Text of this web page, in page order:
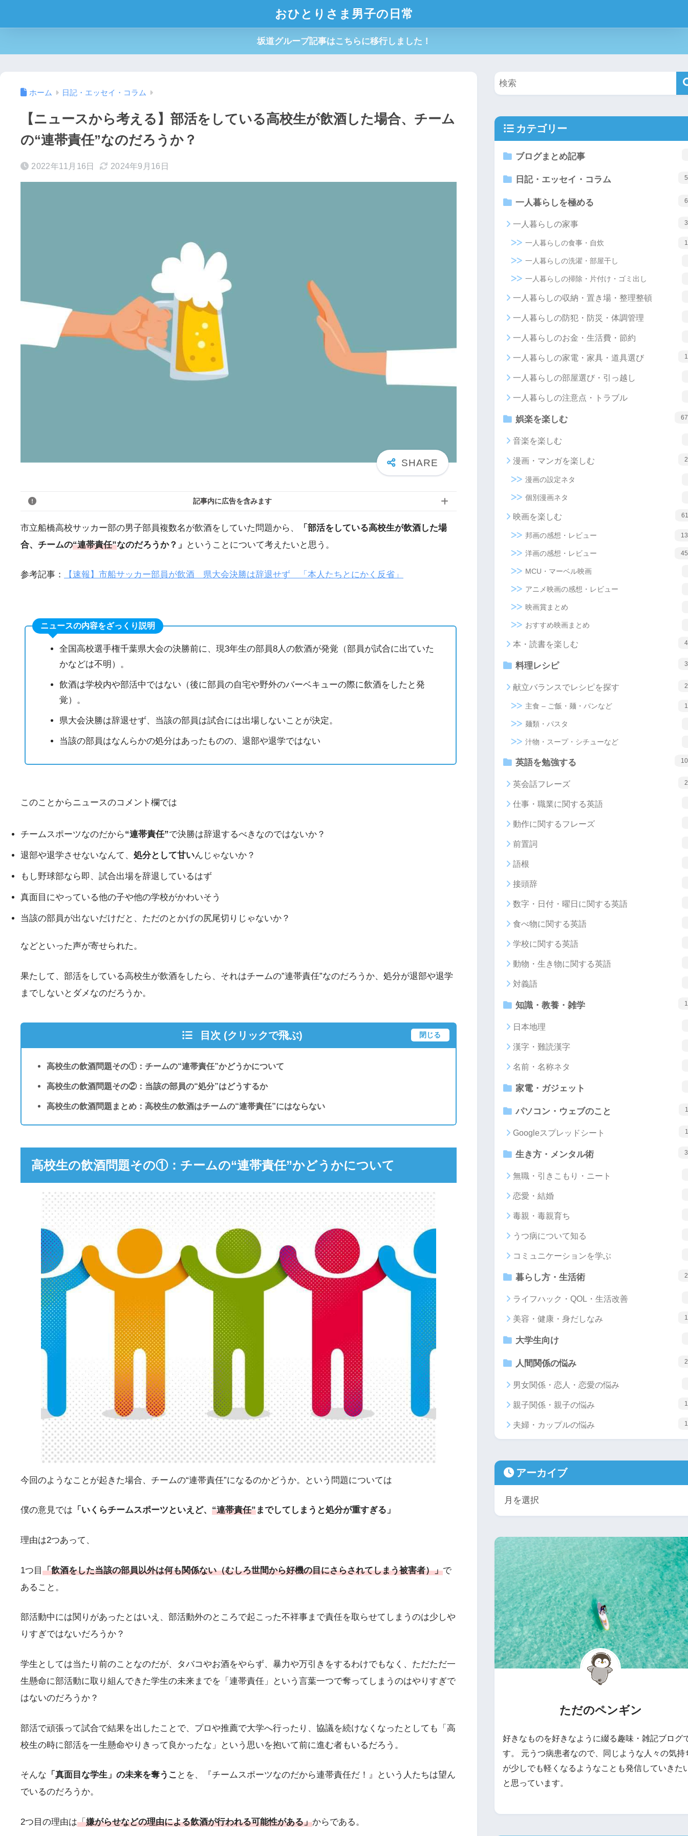
おひとりさま男子の日常
坂道グループ記事はこちらに移行しました！
ホーム 日記・エッセイ・コラム
【ニュースから考える】部活をしている高校生が飲酒した場合、チーム
の“連帯責任”なのだろうか？
2022年11月16日 2024年9月16日
記事内に広告を含みます
市立船橋高校サッカー部の男子部員複数名が飲酒をしていた問題から、
「部活をしている高校生が飲酒した場
合、チームの“連帯責任”なのだろうか？」 ということについて考えたいと思う。
参考記事： 【速報】市船サッカー部員が飲酒 県大会決勝は辞退せず 「本人たちとにかく反省」
ニュースの内容をざっくり説明
全国高校選手権千葉県大会の決勝前に、現3年生の部員8人の飲酒が発覚（部員が試合に出ていた
かなどは不明）。
飲酒は学校内や部活中ではない（後に部員の自宅や野外のバーベキューの際に飲酒をしたと発
覚）。
県大会決勝は辞退せず、当該の部員は試合には出場しないことが決定。
当該の部員はなんらかの処分はあったものの、退部や退学ではない
このことからニュースのコメント欄では
チームスポーツなのだから“連帯責任”で決勝は辞退するべきなのではないか？
退部や退学させないなんて、 処分として甘いんじゃないか？
もし野球部なら即、試合出場を辞退しているはず
真面目にやっている他の子や他の学校がかわいそう
当該の部員が出ないだけだと、ただのとかげの尻尾切りじゃないか？
などといった声が寄せられた。
果たして、部活をしている高校生が飲酒をしたら、それはチームの”連帯責任”なのだろうか、処分が退部や退学
までしないとダメなのだろうか。
目次 (クリックで飛ぶ) 閉じる
高校生の飲酒問題その①：チームの“連帯責任”かどうかについて
高校生の飲酒問題その②：当該の部員の“処分”はどうするか
高校生の飲酒問題まとめ：高校生の飲酒はチームの“連帯責任”にはならない
高校生の飲酒問題その①：チームの“連帯責任”かどうかについて
今回のようなことが起きた場合、チームの“連帯責任”になるのかどうか。という問題については
僕の意見では 「いくらチームスポーツといえど、 “連帯責任”までしてしまうと処分が重すぎる」
理由は2つあって、
1つ目「飲酒をした当該の部員以外は何も関係ない（むしろ世間から好機の目にさらされてしまう被害者）」で
あること。
部活動中には関りがあったとはいえ、部活動外のところで起こった不祥事まで責任を取らせてしまうのは少しや
りすぎではないだろうか？
学生としては当たり前のことなのだが、タバコやお酒をやらず、暴力や万引きをするわけでもなく、ただただ一
生懸命に部活動に取り組んできた学生の未来までを「連帯責任」という言葉一つで奪ってしまうのはやりすぎで
はないのだろうか？
部活で頑張って試合で結果を出したことで、プロや推薦で大学へ行ったり、協議を続けなくなったとしても「高
校生の時に部活を一生懸命やりきって良かったな」という思いを抱いて前に進む者もいるだろう。
そんな 「真面目な学生」の未来を奪うこ とを、『チームスポーツなのだから連帯責任だ！』という人たちは望ん
でいるのだろうか。
2つ目の理由は「嫌がらせなどの理由による飲酒が行われる可能性がある」からである。
カテゴリー
ブログまとめ記事
日記・エッセイ・コラム
一人暮らしを極める
一人暮らしの家事
一人暮らしの食事・自炊
一人暮らしの洗濯・部屋干し
一人暮らしの掃除・片付け・ゴミ出し
一人暮らしの収納・置き場・整理整頓
一人暮らしの防犯・防災・体調管理
一人暮らしのお金・生活費・節約
一人暮らしの家電・家具・道具選び
一人暮らしの部屋選び・引っ越し
一人暮らしの注意点・トラブル
娯楽を楽しむ
音楽を楽しむ
漫画・マンガを楽しむ
漫画の設定ネタ
個別漫画ネタ
映画を楽しむ
邦画の感想・レビュー
洋画の感想・レビュー
MCU・マーベル映画
アニメ映画の感想・レビュー
映画賞まとめ
おすすめ映画まとめ
本・読書を楽しむ
料理レシピ
献立バランスでレシピを探す
主食 – ご飯・麺・パンなど
麺類・パスタ
汁物・スープ・シチューなど
英語を勉強する
英会話フレーズ
仕事・職業に関する英語
動作に関するフレーズ
前置詞
語根
接頭辞
数字・日付・曜日に関する英語
食べ物に関する英語
学校に関する英語
動物・生き物に関する英語
対義語
知識・教養・雑学
日本地理
漢字・難読漢字
名前・名称ネタ
家電・ガジェット
パソコン・ウェブのこと
Googleスプレッドシート
生き方・メンタル術
無職・引きこもり・ニート
恋愛・結婚
毒親・毒親育ち
うつ病について知る
コミュニケーションを学ぶ
暮らし方・生活術
ライフハック・QOL・生活改善
美容・健康・身だしなみ
大学生向け
人間関係の悩み
男女関係・恋人・恋愛の悩み
親子関係・親子の悩み
夫婦・カップルの悩み
アーカイブ
ただのペンギン
好きなものを好きなように綴る趣味・雑記ブログ
す。 元うつ病患者なので、同じような人々の気持
が少しでも軽くなるようなことも発信していきた
と思っています。